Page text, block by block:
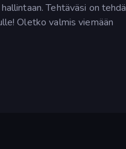
Tehtäväsi on tehdä
Oletko valmis viemään